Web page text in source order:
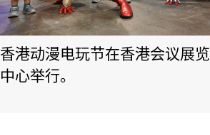
香港动漫电玩节在香港会议展览
中心举行。